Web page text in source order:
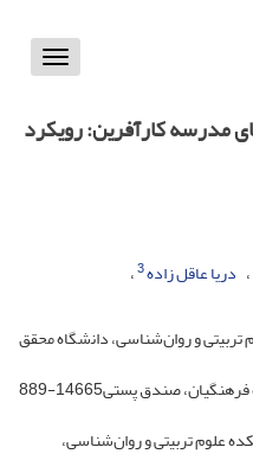
Toggle
مدرسه کارآفرین: رویکرد
دریا عاقل زاده3
و روانﺷﻨﺎسی، داﻧشگاه ﻣﺤﻘﻖ
استادیار گروه مدیریت آموزشی، دانشگاه فرهنگیان، صندق پستی14665-889
ﻋﻠﻮم ﺗﺮﺑﯿتی و روانﺷﻨﺎسی،